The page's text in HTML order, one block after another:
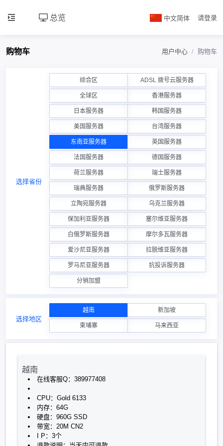
总览 中文简体 请登录
购物车 用户中心 购物车
选择省份
综合区 ADSL 拨号云服务器
全球区 香港服务器
日本服务器 韩国服务器
美国服务器 台湾服务器
东南亚服务器 英国服务器
法国服务器 德国服务器
荷兰服务器 瑞士服务器
瑞典服务器 俄罗斯服务器
立陶宛服务器 乌克兰服务器
保加利亚服务器 塞尔维亚服务器
白俄罗斯服务器 摩尔多瓦服务器
爱沙尼亚服务器 拉脱维亚服务器
罗马尼亚服务器 抗投诉服务器
分销加盟
选择地区
越南 新加坡
柬埔寨 马来西亚
越南
在线客服Q：389977408
CPU：Gold 6133
内存：64G
硬盘：960G SSD
带宽：20M CN2
I P：3个